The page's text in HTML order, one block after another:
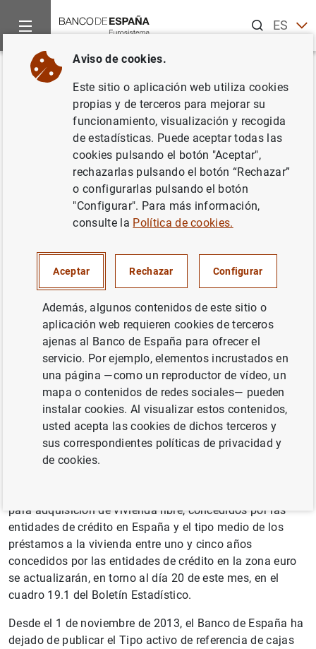
ESEN
Inicio Noticias y eventos
Volver
Euríbor hipotecario (agosto de
Difusión de los índices de referencia oficiales para el
mercado hipotecario euríbor, míbor, Permuta de
intereses/Interest Rate Swap (IRS) y tipo de interés oficial
de referencia basado en el €STR. Estos índices no serán
válidos como referencia oficial hasta la fecha de su
Estadísticas de tipos de interés
Cuadro 19.1 del capítulo 19 del Boletín Estadístico
(incluye la fecha de publicación en el BOE, es decir, de
entrada en vigor)
El resto de los tipos de interés oficiales : (i) el tipo de
rendimiento interno en el mercado secundario de la
deuda pública del plazo entre dos y seis años será
publicado mensualmente una vez esté disponible el
para adquisición de vivienda libre, concedidos por las
entidades de crédito en España y el tipo medio de los
préstamos a la vivienda entre uno y cinco años
concedidos por las entidades de crédito en la zona euro
se actualizarán, en torno al día 20 de este mes, en el
cuadro 19.1 del Boletín Estadístico.
Desde el 1 de noviembre de 2013, el Banco de España ha
dejado de publicar el Tipo activo de referencia de cajas
Aviso de cookies.
Este sitio o aplicación web utiliza cookies
propias y de terceros para mejorar su
funcionamiento, visualización y recogida
de estadísticas. Puede aceptar todas las
cookies pulsando el botón "Aceptar",
rechazarlas pulsando el botón “Rechazar”
o configurarlas pulsando el botón
"Configurar". Para más información,
consulte la Política de cookies.
Aceptar Rechazar Configurar
Además, algunos contenidos de este sitio o
aplicación web requieren cookies de terceros
ajenas al Banco de España para ofrecer el
servicio. Por ejemplo, elementos incrustados en
una página —como un reproductor de vídeo, un
mapa o contenidos de redes sociales— pueden
instalar cookies. Al visualizar estos contenidos,
usted acepta las cookies de dichos terceros y
sus correspondientes políticas de privacidad y
de cookies.